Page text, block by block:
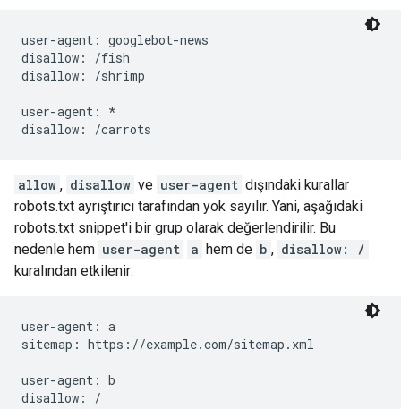
user-agent: googlebot-news
disallow: /fish
disallow: /shrimp
user-agent: *
allow , disallow ve user-agent dışındaki kurallar
robots.txt ayrıştırıcı tarafından yok sayılır. Yani, aşağıdaki
robots.txt snippet'i bir grup olarak değerlendirilir. Bu
nedenle hem user-agent a hem de b , disallow: /
kuralından etkilenir:
user-agent: a
sitemap: https://example.com/sitemap.xml
user-agent: b
disallow: /